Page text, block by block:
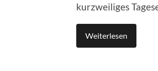
kurzweiliges
Weiterlesen